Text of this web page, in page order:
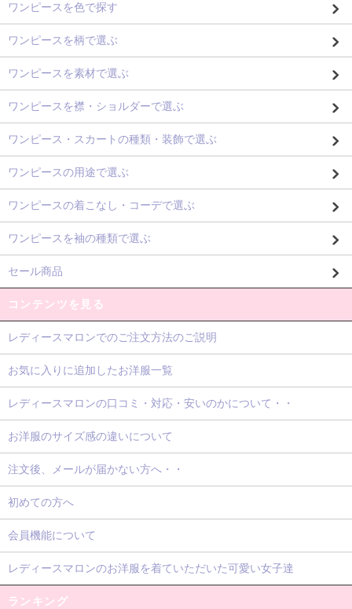
ワンピースを色で探す
ワンピースを柄で選ぶ
ワンピースを素材で選ぶ
ワンピースを襟・ショルダーで選ぶ
ワンピース・スカートの種類・装飾で選ぶ
ワンピースの用途で選ぶ
ワンピースの着こなし・コーデで選ぶ
ワンピースを袖の種類で選ぶ
セール商品
コンテンツを見る
レディースマロンでのご注文方法のご説明
お気に入りに追加したお洋服一覧
レディースマロンの口コミ・対応・安いのかについて・・
お洋服のサイズ感の違いについて
注文後、メールが届かない方へ・・
初めての方へ
会員機能について
レディースマロンのお洋服を着ていただいた可愛い女子達
ランキング